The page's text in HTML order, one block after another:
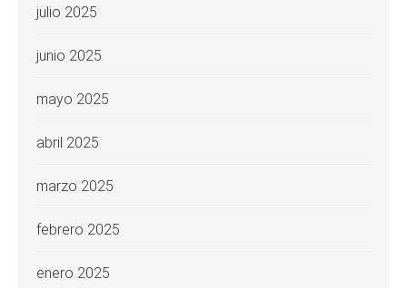
julio 2025
junio 2025
mayo 2025
abril 2025
marzo 2025
febrero 2025
enero 2025